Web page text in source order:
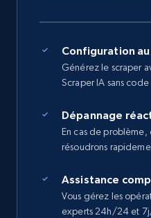
Configuration
Générez le scraper
Scraper IA sans code
Dépannage
En cas de problème,
résoudrons
Assistance
Vous gérez les
experts 24h/24 et